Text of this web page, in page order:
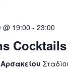
19:00 -23:00